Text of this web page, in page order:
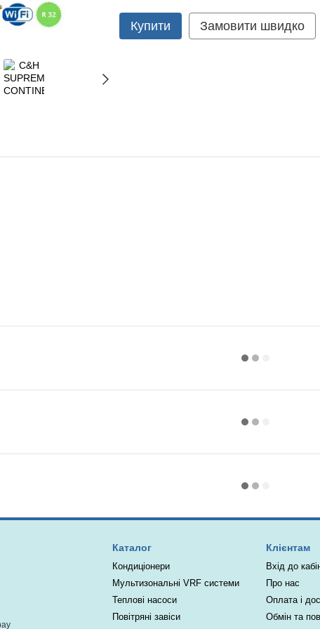
Купити Замовити швидко
Каталог
Кондиціонери
Мультизональні VRF системи
Теплові насоси
Повітряні завіси
Клієнтам
Вхід до
Про нас
Оплата і
Обмін та